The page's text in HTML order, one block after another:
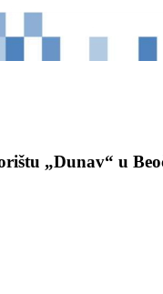
„Dunav“ u